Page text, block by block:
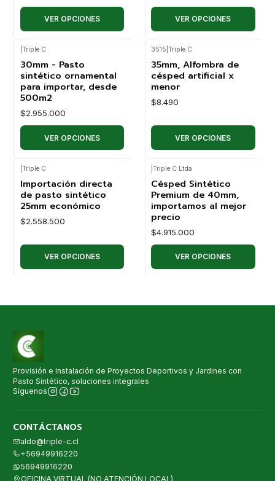
VER OPCIONES VER OPCIONES
Triple C
30mm - Pasto
sintético ornamental
para importar, desde
500m2
$2.955.000
VER OPCIONES
3515 Triple C
35mm, Alfombra de
césped artificial x
menor
$8.490
VER OPCIONES
Triple C
Importación directa
de pasto sintético
25mm económico
$2.558.500
VER OPCIONES
Triple C Ltda
Césped Sintético
Premium de 40mm,
importamos al mejor
precio
$4.915.000
VER OPCIONES
Provisión e Instalación de Proyectos Deportivos y Jardines con
Pasto Sintético, soluciones integrales
Síguenos
CONTÁCTANOS
aldo@triple-c.cl
+56949916220
56949916220
OFICINA VIRTUAL (NO ATENCIÓN LOCAL)